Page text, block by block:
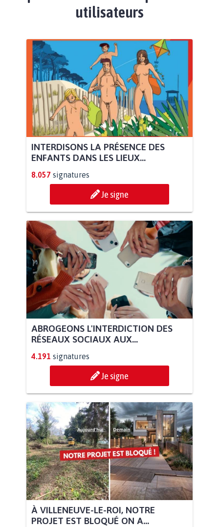
utilisateurs
INTERDISONS LA PRÉSENCE DES
ENFANTS DANS LES LIEUX...
8.057 signatures
Je signe
ABROGEONS L'INTERDICTION DES
RÉSEAUX SOCIAUX AUX...
4.191 signatures
Je signe
À VILLENEUVE-LE-ROI, NOTRE
PROJET EST BLOQUÉ ON A...